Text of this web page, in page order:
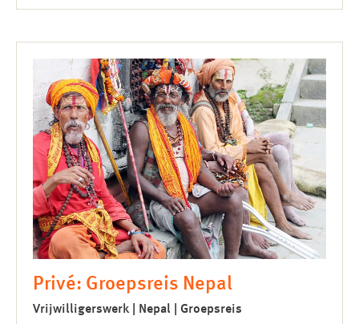
Privé: Groepsreis Nepal
Vrijwilligerswerk | Nepal | Groepsreis